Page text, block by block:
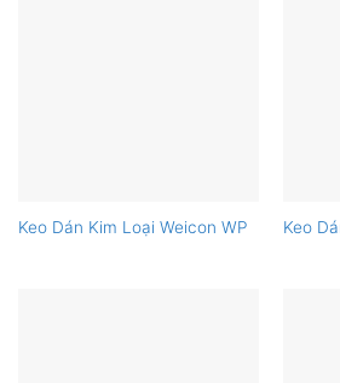
Keo Dán Kim Loại Weicon WP Keo